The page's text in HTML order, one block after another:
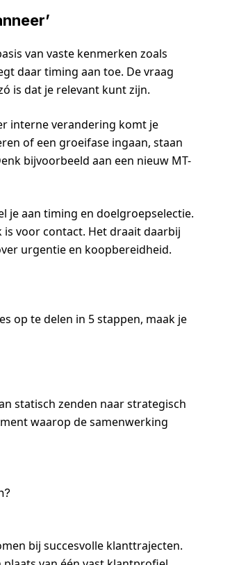
van vaste kenmerken zoals
daar timing aan toe. De vraag
is dat je relevant kunt zijn.
interne verandering komt je
of een groeifase ingaan, staan
bijvoorbeeld aan een nieuw MT-
je aan timing en doelgroepselectie.
voor contact. Het draait daarbij
urgentie en koopbereidheid.
op te delen in 5 stappen, maak je
statisch zenden naar strategisch
waarop de samenwerking
bij succesvolle klanttrajecten.